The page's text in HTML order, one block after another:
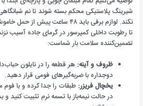
شیرینگ پلاستیکی محکم بسته شوند تا نم
نکند. لوازم برقی باید ۴۸ ساعت
تا رطوبت داخلی کمپرسور در گرمای جاده آسیب
تضمین‌کننده سلامت بار شماست:
ظروف و آینه: هر قطعه را در نایلون
دوجداره با ضربه‌گیرهای فومی قرار دهید.
یخچال فریزر: طبقات را جدا کرده و با
در حالت نیمه‌باز با تسمه نرم تثبیت کنید و